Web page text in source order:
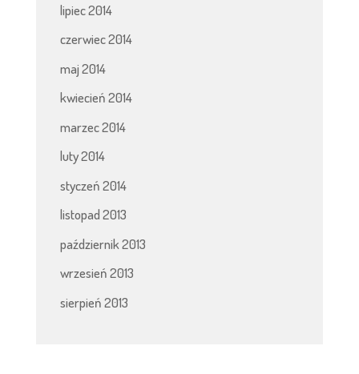
lipiec 2014
czerwiec 2014
maj 2014
kwiecień 2014
marzec 2014
luty 2014
styczeń 2014
listopad 2013
październik 2013
wrzesień 2013
sierpień 2013